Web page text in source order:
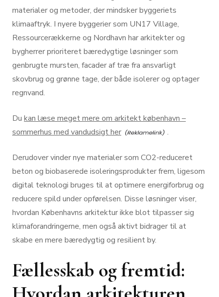
materialer og metoder, der mindsker byggeriets
klimaaftryk. I nyere byggerier som UN17 Village,
Ressourcerækkerne og Nordhavn har arkitekter og
bygherrer prioriteret bæredygtige løsninger som
genbrugte mursten, facader af træ fra ansvarligt
skovbrug og grønne tage, der både isolerer og optager
regnvand.
Du kan læse meget mere om arkitekt københavn –
sommerhus med vandudsigt her
.
Derudover vinder nye materialer som CO2-reduceret
beton og biobaserede isoleringsprodukter frem, ligesom
digital teknologi bruges til at optimere energiforbrug og
reducere spild under opførelsen. Disse løsninger viser,
hvordan Københavns arkitektur ikke blot tilpasser sig
klimaforandringerne, men også aktivt bidrager til at
skabe en mere bæredygtig og resilient by.
Fællesskab og fremtid: